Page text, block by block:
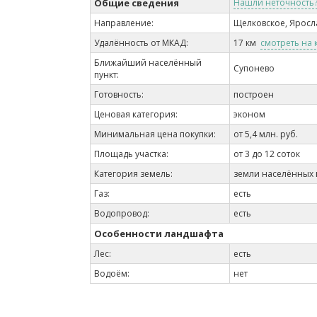
Общие сведения
Нашли неточность?
Направление:
Щелковское,
Удалённость от МКАД:
17 км смотреть на
Ближайший населённый
пункт:
Супонево
Готовность:
построен
Ценовая категория:
эконом
Минимальная цена покупки:
от 5,4 млн. руб.
Площадь участка:
от 3 до 12 соток
Категория земель:
земли населённых
Газ:
есть
Водопровод:
есть
Особенности ландшафта
Лес:
есть
Водоём:
нет